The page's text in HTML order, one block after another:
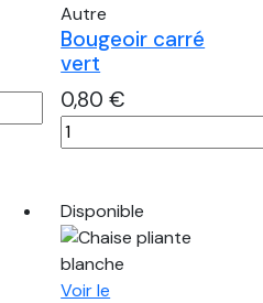
Autre
Bougeoir carré
vert
0,80€
quantité
de
carré
vert
Disponible
Voir le